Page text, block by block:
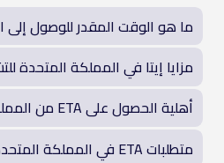
ما هو الوقت المقدر للوصول إلى
مزايا إيتا في المملكة المتحدة
أهلية الحصول على ETA من المملكة المتحدة
متطلبات ETA في المملكة المتحدة